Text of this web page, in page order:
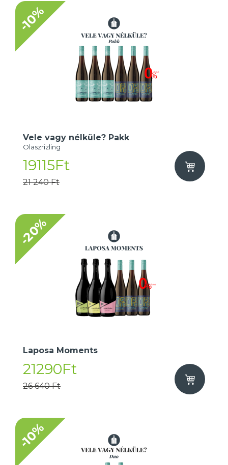
-10%
Vele vagy nélküle? Pakk
Olaszrizling
19115Ft
21 240 Ft
-20%
Laposa Moments
21290Ft
26 640 Ft
-10%